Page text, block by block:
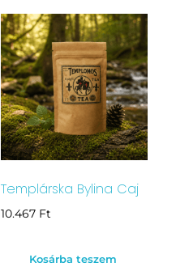
Templárska Bylina Caj
10.467 Ft
Kosárba teszem